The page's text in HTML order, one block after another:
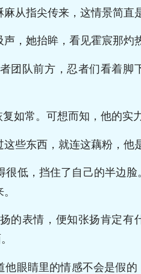
从指尖传来，这情景简
，她抬眸，看见霍宸那灼
团队前方，忍者们看着脚
如常。可想而知，他的实
些东西，就连这藕粉，他
低，挡住了自己的半边
的表情，便知张扬肯定有
眼睛里的情感不会是假